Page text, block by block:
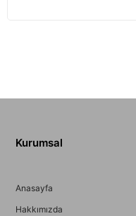
Kurumsal
Anasayfa
Hakkımızda